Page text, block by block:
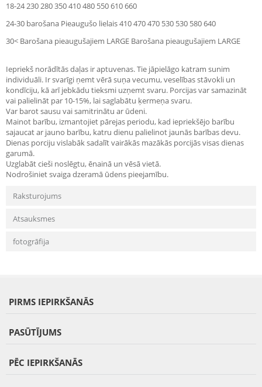
18-24 230 280 350 410 480 550 610 660
24-30 barošana Pieaugušo lielais 410 470 470 530 530 580 640
30< Barošana pieaugušajiem LARGE Barošana pieaugušajiem LARGE
Iepriekš norādītās daļas ir aptuvenas. Tie jāpielāgo katram sunim
individuāli. Ir svarīgi ņemt vērā suņa vecumu, veselības stāvokli un
kondīciju, kā arī jebkādu tieksmi uzņemt svaru. Porcijas var samazināt
vai palielināt par 10-15%, lai saglabātu ķermeņa svaru.
Var barot sausu vai samitrinātu ar ūdeni.
Mainot barību, izmantojiet pārejas periodu, kad iepriekšējo barību
sajaucat ar jauno barību, katru dienu palielinot jaunās barības devu.
Dienas porciju vislabāk sadalīt vairākās mazākās porcijās visas dienas
garumā.
Uzglabāt cieši noslēgtu, ēnainā un vēsā vietā.
Nodrošiniet svaiga dzeramā ūdens pieejamību.
Raksturojums
Atsauksmes
fotogrāfija
PIRMS IEPIRKŠANĀS
PASŪTĪJUMS
PĒC IEPIRKŠANĀS